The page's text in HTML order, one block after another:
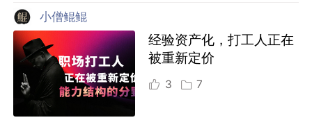
小僧鲲鲲
经验资产化，打工人正在
被重新定价
3 7